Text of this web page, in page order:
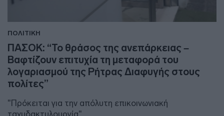
ΠΟΛΙΤΙΚΗ
ΠΑΣΟΚ: “Το θράσος της ανεπάρκειας –
Βαφτίζουν επιτυχία τη μεταφορά του
λογαριασμού της Ρήτρας Διαφυγής στους
πολίτες”
"Πρόκειται για την απόλυτη επικοινωνιακή